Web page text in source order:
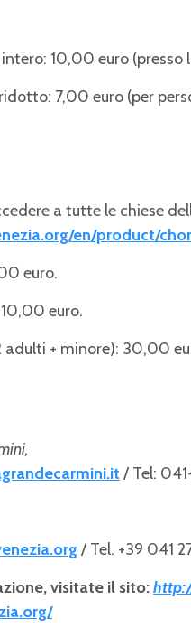
10,00 euro
7,00 euro (per
a tutte le chiese
en/product/
euro.
euro.
adulti + minore): 30,00
/ Tel:
/ Tel. +39 041
visitate il sito: